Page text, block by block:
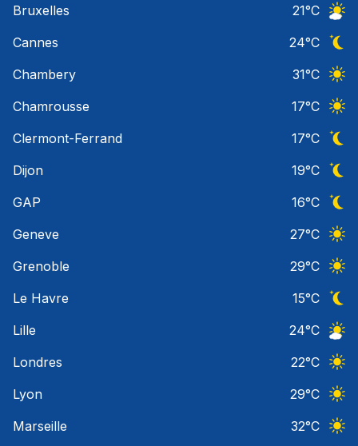
Bruxelles
21°C
Cannes
24°C
Chambery
31°C
Chamrousse
17°C
Clermont-Ferrand
17°C
Dijon
19°C
GAP
16°C
Geneve
27°C
Grenoble
29°C
Le Havre
15°C
Lille
24°C
Londres
22°C
Lyon
29°C
Marseille
32°C